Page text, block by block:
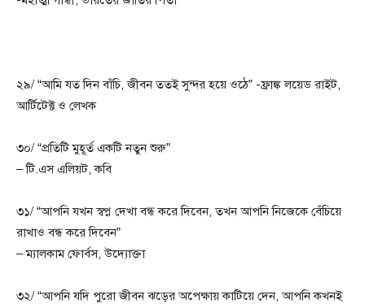
২৯/ “আমি যত দিন বাঁচি, জীবন ততই সুন্দর হয়ে ওঠে” -ফ্রাঙ্ক লয়েড রাইট,
আর্টিটেক্ট ও লেখক
৩০/ “প্রতিটি মুহূর্ত একটি নতুন শুরু”
– টি.এস এলিয়ট, কবি
৩১/ “আপনি যখন স্বপ্ন দেখা বন্ধ করে দিবেন, তখন আপনি নিজেকে বেঁচিয়ে
রাখাও বন্ধ করে দিবেন”
– ম্যালকাম ফোর্বস, উদ্যোক্তা
৩২/ “আপনি যদি পুরো জীবন ঝড়ের অপেক্ষায় কাটিয়ে দেন, আপনি কখনই